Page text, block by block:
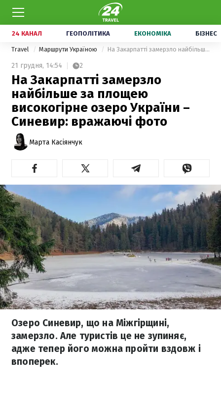
24 КАНАЛ ГЕОПОЛІТИКА ЕКОНОМІКА БІЗНЕС
Travel Маршрути Україною На Закарпатті замерзло найбільше за площею високогірне озеро України – Синевир: вражаючі фото
21 грудня, 14:54 2
На Закарпатті замерзло
найбільше за площею
високогірне озеро України –
Синевир: вражаючі фото
Марта Касіянчук
Озеро Синевир, що на Міжгірщині,
замерзло. Але туристів це не зупиняє,
адже тепер його можна пройти вздовж і
впоперек.